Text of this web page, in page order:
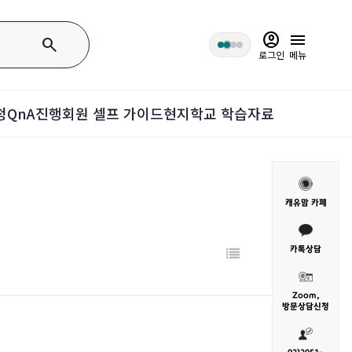
search account_circle
로그인
menu
메뉴
QnA진행회원 셀프 가이드현지학교 학습자료
캐유맘 카페
카톡상담
Zoom,
방문상담신청